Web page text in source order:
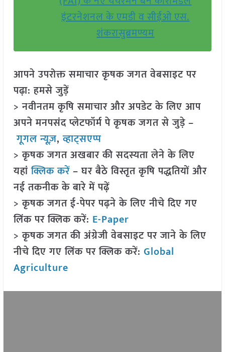
इंटरनेशनल के एमडी व सीईओ एस.
शंकरासुब्रमण्यम
आपने उपरोक्त समाचार कृषक जगत वेबसाइट पर
पढ़ा: हमसे जुड़ें
> नवीनतम कृषि समाचार और अपडेट के लिए आप
अपने मनपसंद प्लेटफॉर्म पे कृषक जगत से जुड़े –
गूगल न्यूज़,व्हाट्सएप्प
> कृषक जगत अखबार की सदस्यता लेने के लिए
यहांक्लिक करें– घर बैठे विस्तृत कृषि पद्धतियों और
नई तकनीक के बारे में पढ़ें
> कृषक जगत ई-पेपर पढ़ने के लिए नीचे दिए गए
लिंक पर क्लिक करें: E-Paper
> कृषक जगत की अंग्रेजी वेबसाइट पर जाने के लिए
नीचे दिए गए लिंक पर क्लिक करें: Global
Agriculture